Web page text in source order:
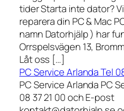
tider Starta inte dator?
reparera din PC & Mac
namn Datorhjälp ) har
Orrspelsvägen 13,
Låt oss […]
PC Service Arlanda Tel
PC Service Arlanda PC
08 37 21 00 och E-post